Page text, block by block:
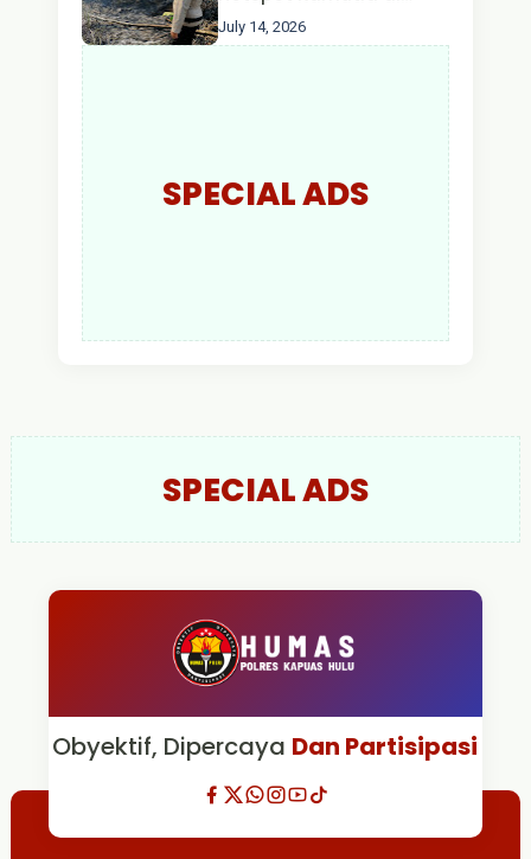
Desa Nanga Dangkan,
Api Ditemukan Sudah
July 14, 2026
SPECIAL ADS
SPECIAL ADS
Obyektif, Dipercaya Dan Partisipasi